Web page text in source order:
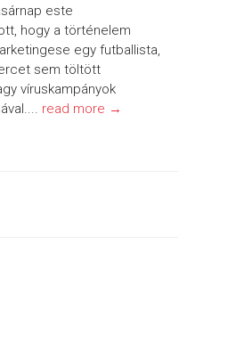
este
hogy a történelem
egy futballista,
sem töltött
víruskampányok
read more →